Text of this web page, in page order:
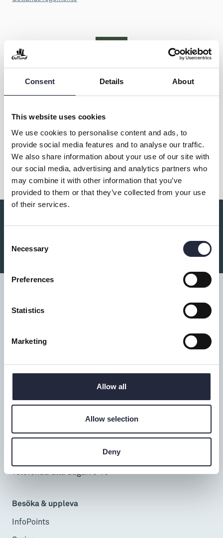
Consent Details About
This website uses cookies
We use cookies to personalise content and ads, to
provide social media features and to analyse our traffic.
We also share information about your use of our site with
our social media, advertising and analytics partners who
may combine it with other information that you’ve
provided to them or that they’ve collected from your use
of their services.
Selection
Necessary
Preferences
Statistics
Marketing
Allow all
Allow selection
Deny
Dela
Du kanske också är intresserad av:
0498-20 17 00
Mån-fre: 9-18
Telefontid alla dagar: 9-16
Besöka & uppleva
InfoPoints